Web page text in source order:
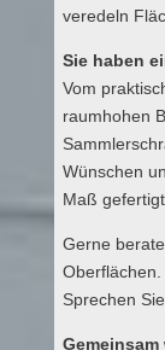
veredeln
Sie haben
Vom
raumhohen
Wünschen
Maß gefertigt.
Gerne
Oberflächen.
Sprechen